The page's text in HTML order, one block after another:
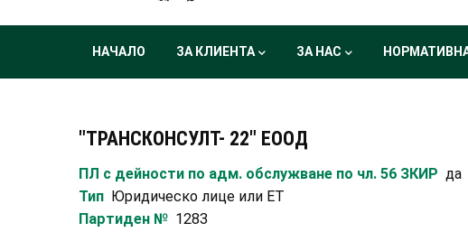
Main
НАЧАЛО ЗА КЛИЕНТА ЗА НАС
"ТРАНСКОНСУЛТ- 22" ЕООД
ПЛ с дейности по адм. обслужване по чл. 56 ЗКИР да
Тип Юридическо лице или ЕТ
Партиден № 1283